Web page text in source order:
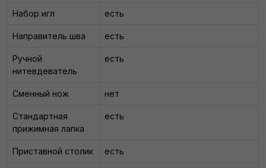
Набор игл есть
Направитель шва есть
Ручной
нитевдеватель
есть
Сменный нож нет
Стандартная
прижимная лапка
есть
Приставной столик есть